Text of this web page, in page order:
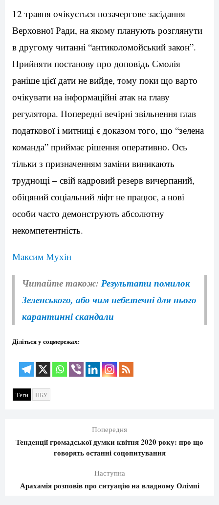
12 травня очікується позачергове засідання
Верховної Ради, на якому планують розглянути
в другому читанні “антиколомойський закон”.
Прийняти постанову про доповідь Смолія
раніше цієї дати не вийде, тому поки що варто
очікувати на інформаційні атак на главу
регулятора. Попередні вечірні звільнення глав
податкової і митниці є доказом того, що “зелена
команда” приймає рішення оперативно. Ось
тільки з призначенням заміни виникають
труднощі – свій кадровий резерв вичерпаний,
обіцяний соціальний ліфт не працює, а нові
особи часто демонструють абсолютну
некомпетентність.
Максим Мухін
Читайте також: Результати помилок
Зеленського, або чим небезпечні для нього
карантинні скандали
Діліться у соцмережах:
Теги НБУ
Попередня
Тенденції громадської думки квітня 2020 року: про що
говорять останні соцопитування
Наступна
Арахамія розповів про ситуацію на владному Олімпі